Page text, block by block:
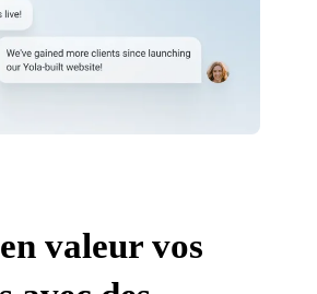
valeur vos